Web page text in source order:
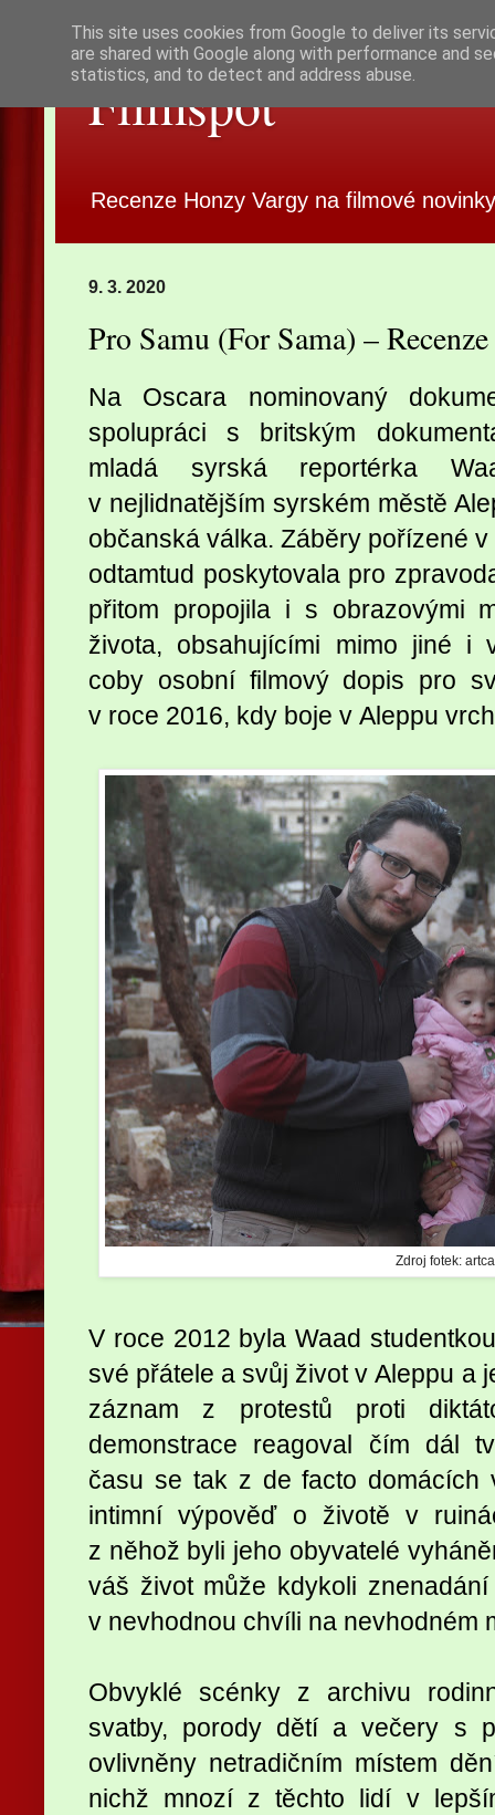
Filmspot
Recenze Honzy Vargy na filmové
9. 3. 2020
Pro Samu (For Sama) –
Na Oscara nominovaný
spolupráci s britským
mladá syrská reportérka
v nejlidnatějším syrském městě
občanská válka. Záběry pořízené
odtamtud poskytovala pro
přitom propojila i s obrazovými
života, obsahujícími mimo jiné i
coby osobní filmový dopis pro
v roce 2016, kdy boje v Aleppu
Zdroj fotek:
V roce 2012 byla Waad
své přátele a svůj život v Aleppu a
záznam z protestů proti
demonstrace reagoval čím dál
času se tak z de facto domácích
intimní výpověď o životě v
z něhož byli jeho obyvatelé
váš život může kdykoli
v nevhodnou chvíli na nevhodném
Obvyklé scénky z archivu
svatby, porody dětí a večery s
ovlivněny netradičním místem
nichž mnozí z těchto lidí v
This site uses cookies from Google to deliver its
are shared with Google along with performance and
statistics, and to detect and address abuse.